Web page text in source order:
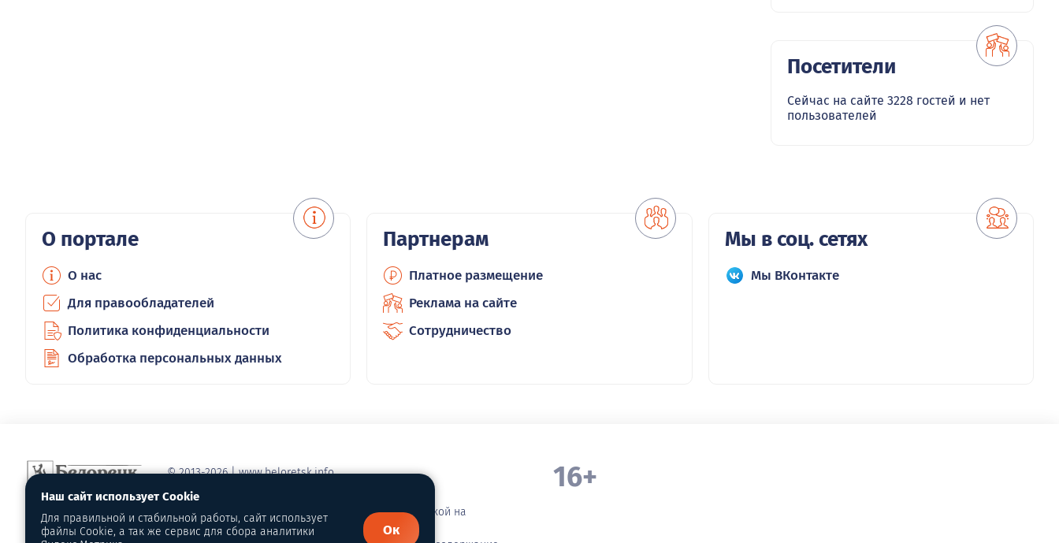
Посетители
Сейчас на сайте 3228 гостей и нет
пользователей
О портале
О нас
Для правообладателей
Политика конфиденциальности
Обработка персональных данных
Партнерам
Платное размещение
Реклама на сайте
Сотрудничество
Мы в соц. сетях
Мы ВКонтакте
© 2013-2026 | www.beloretsk.info
Справочно-информационный сайт г. Белорецка
Перепубликация материалов с обязательной ссылкой на
первоисточник - www.beloretsk.info
16+
Наш сайт использует Cookie
Для правильной и стабильной работы, сайт использует
файлы Cookie, а так же сервис для сбора аналитики
Ок